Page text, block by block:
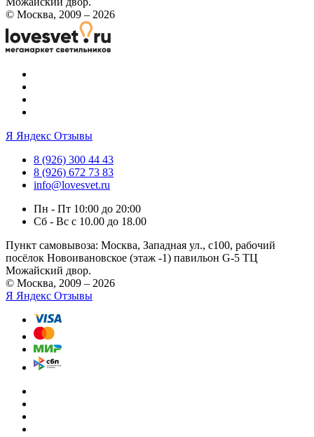
© Москва, 2009 – 2026
Я Яндекс Отзывы
8 (926) 300 44 43
8 (926) 672 73 83
info@lovesvet.ru
Пн - Пт 10:00 до 20:00
Сб - Вс с 10.00 до 18.00
Пункт самовывоза: Москва, Западная ул., с100, рабочий
посёлок Новоивановское (этаж -1) павильон G-5 ТЦ
Можайский двор.
© Москва, 2009 – 2026
Я Яндекс Отзывы